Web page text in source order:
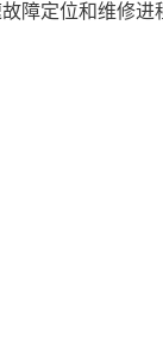
障定位和维修进